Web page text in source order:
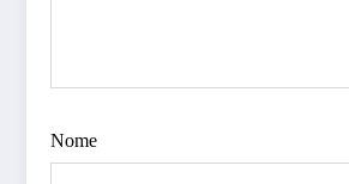
Nome